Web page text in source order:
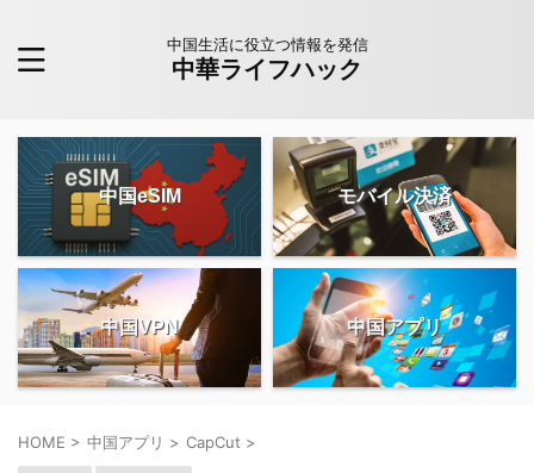
中国生活に役立つ情報を発信
中華ライフハック
中国eSIM モバイル決済
中国VPN 中国アプリ
HOME > 中国アプリ > CapCut >